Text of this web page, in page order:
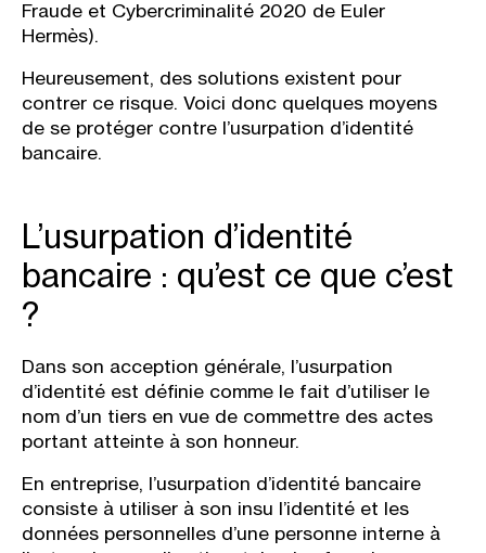
Fraude et Cybercriminalité 2020 de Euler
Hermès).
Heureusement, des solutions existent pour
contrer ce risque. Voici donc quelques moyens
de se protéger contre l’usurpation d’identité
bancaire.
L’usurpation d’identité
bancaire : qu’est ce que c’est
?
Dans son acception générale, l’usurpation
d’identité est définie comme le fait d’utiliser le
nom d’un tiers en vue de commettre des actes
portant atteinte à son honneur.
En entreprise,
l’usurpation d’identité bancaire
consiste à utiliser à son insu l’identité et les
données personnelles d’une personne interne à